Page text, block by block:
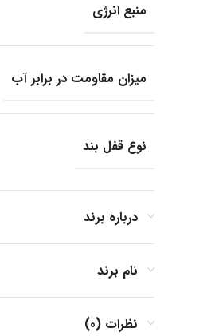
منبع انرژی
میزان مقاومت در برابر آب
نوع قفل بند
جنس بند
جنس بدنه
درباره برند
نام برند
نظرات (0)